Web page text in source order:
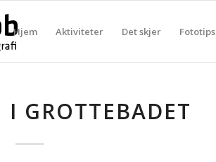
Hjem Aktiviteter Det skjer Fototips
GROTTEBADET